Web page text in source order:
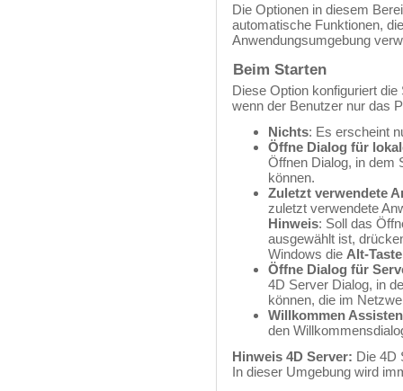
Die Optionen in diesem
automatische Funktionen,
Anwendungsumgebung
Beim Starten
Diese Option konfiguriert
wenn der Benutzer nur das
Nichts: Es erscheint
Öffne Dialog für
Öffnen Dialog, in dem
können.
Zuletzt verwendete
zuletzt verwendete
Hinweis: Soll das
ausgewählt ist,
Windows die Alt-Taste
Öffne Dialog für
4D Server Dialog, in
können, die im
Willkommen
den
Hinweis 4D Server: Die 4D
In dieser Umgebung wird